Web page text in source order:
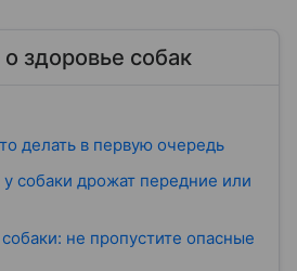
здоровье собак
делать в первую очередь
собаки дрожат передние или
не пропустите опасные